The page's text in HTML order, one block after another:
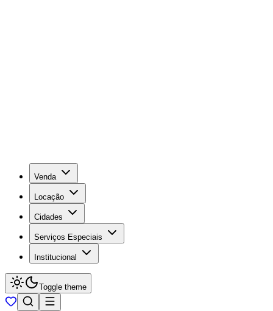
Venda
Locação
Cidades
Serviços Especiais
Institucional
Toggle theme